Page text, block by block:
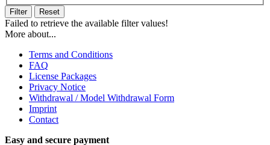
Filter Reset
Failed to retrieve the available filter values!
More about...
Terms and Conditions
FAQ
License Packages
Privacy Notice
Withdrawal / Model Withdrawal Form
Imprint
Contact
Easy and secure payment